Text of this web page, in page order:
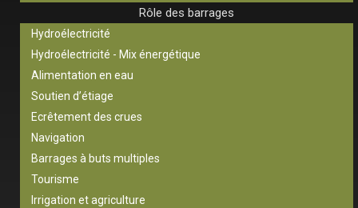
Rôle des barrages
Hydroélectricité
Hydroélectricité - Mix énergétique
Alimentation en eau
Soutien d’étiage
Ecrêtement des crues
Navigation
Barrages à buts multiples
Tourisme
Irrigation et agriculture